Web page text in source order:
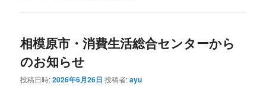
相模原市・消費生活総合センターから
のお知らせ
投稿日時:2026年6月26日 投稿者:ayu